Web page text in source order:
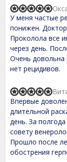
5
R
a
t
e
d
5
0
o
t
o
f
5
У меня частые
понижен.
Проколола все
через день.
Очень довольна
нет рецидивов.
R
a
t
e
d
5
,
0
o
Впервые
длительной
день. За
совету
Прошло после
обострения